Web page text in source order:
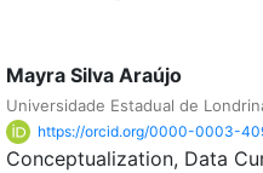
Mayra Silva Araújo
Universidade Estadual de
https://orcid.org/0000-0003-
Conceptualization Data